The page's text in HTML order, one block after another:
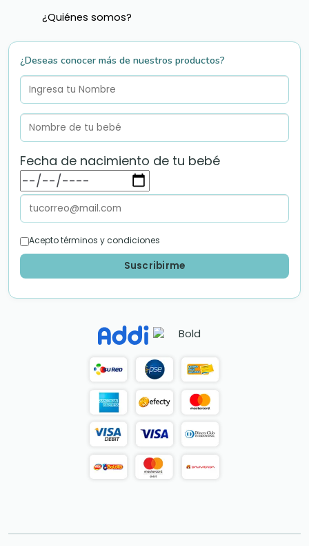
¿Quiénes somos?
¿Deseas conocer más de nuestros productos?
Fecha de nacimiento de tu bebé
Acepto términos y condiciones